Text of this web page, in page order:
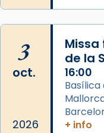
que les santes
Semproniana
eterna”) són
frare Joan
que les santes
Mataró en
Foto
3
oct.
2026
de la
16:00
Basílica
+ info